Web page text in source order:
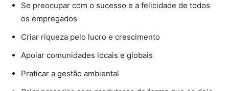
Se preocupar com o sucesso e a felicidade de todos
os empregados
Criar riqueza pelo lucro e crescimento
Apoiar comunidades locais e globais
Praticar a gestão ambiental